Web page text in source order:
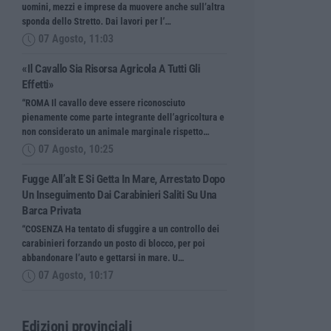
uomini, mezzi e imprese da muovere anche sull’altra
sponda dello Stretto. Dai lavori per l’…
07 Agosto, 11:03
«Il Cavallo Sia Risorsa Agricola A Tutti Gli
Effetti»
“ROMA Il cavallo deve essere riconosciuto
pienamente come parte integrante dell’agricoltura e
non considerato un animale marginale rispetto…
07 Agosto, 10:25
Fugge All’alt E Si Getta In Mare, Arrestato Dopo
Un Inseguimento Dai Carabinieri Saliti Su Una
Barca Privata
“COSENZA Ha tentato di sfuggire a un controllo dei
carabinieri forzando un posto di blocco, per poi
abbandonare l’auto e gettarsi in mare. U…
07 Agosto, 10:17
Edizioni provinciali